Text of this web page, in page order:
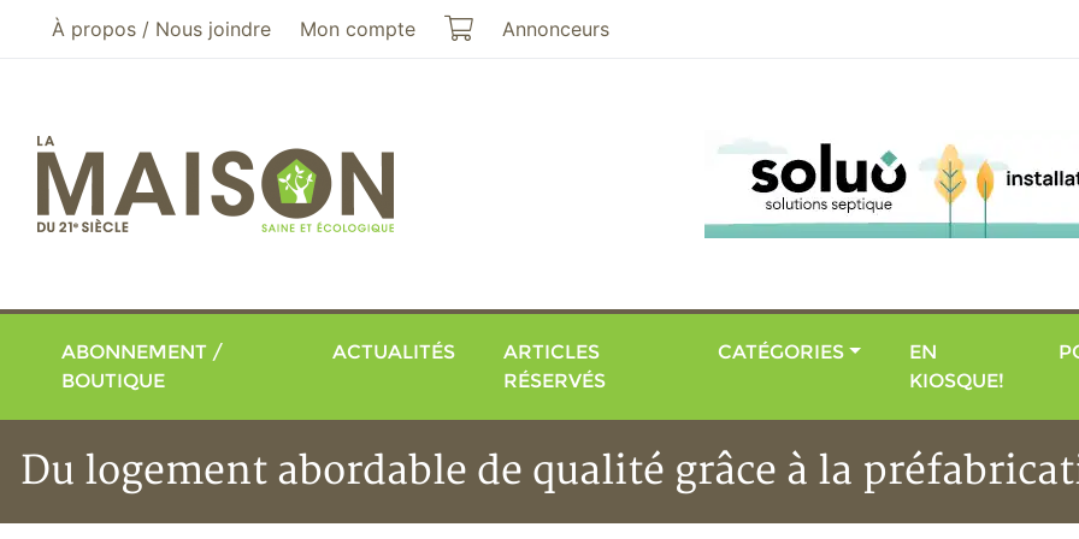
Aller au menu principal
Aller au contenu principal
À propos / Nous joindre Mon compte Mon panier
Annonceurs
ABONNEMENT /
BOUTIQUE
ACTUALITÉS
ARTICLES
RÉSERVÉS
CATÉGORIES
EN
KIOSQUE!
Du logement abordable de qualité grâce à la